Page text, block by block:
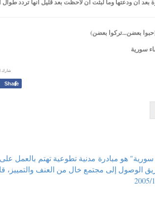
(حبوا بعضن...تركوا بعضن)
سورية
شارك
f
Share
هو مبادرة مدنية تطوعية تهتم بالعمل
الوصول إلى مجتمع خال من العنف والتمييز،